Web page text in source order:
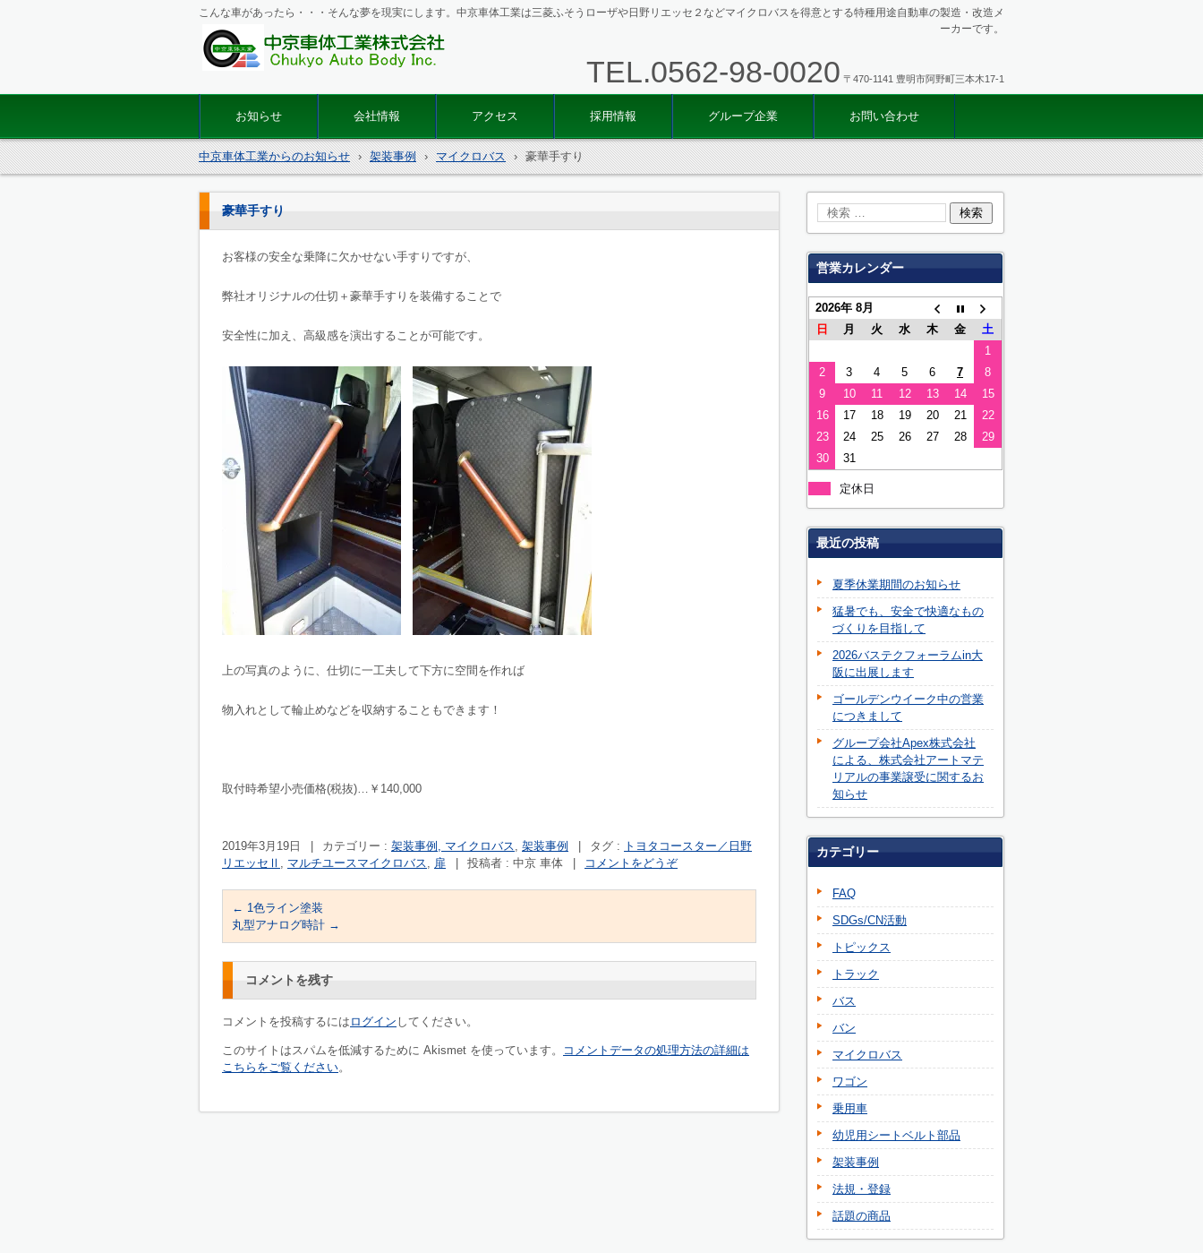
体工業
こんな車があったら・・・そんな夢を現実にします。中京車体工業は三菱ふそうローザや日野リエッセ２などマイクロバスを得意とする特種用途自動車の製造・改造メ
ーカーです。
TEL.0562-98-0020 〒470-1141 豊明市阿野町三本木17-1
お知らせ 会社情報 アクセス 採用情報 グループ企業 お問い合わせ
中京車体工業からのお知らせ › 架装事例 › マイクロバス › 豪華手すり
豪華手すり
お客様の安全な乗降に欠かせない手すりですが、
弊社オリジナルの仕切＋豪華手すりを装備することで
安全性に加え、高級感を演出することが可能です。
上の写真のように、仕切に一工夫して下方に空間を作れば
物入れとして輪止めなどを収納することもできます！
取付時希望小売価格(税抜)…￥140,000
2019年3月19日 カテゴリー : 架装事例, マイクロバス, 架装事例 タグ : トヨタコースター／日野
リエッセⅡ , マルチユースマイクロバス, 扉 投稿者 : 中京 車体 コメントをどうぞ
← 1色ライン塗装
丸型アナログ時計 →
コメントを残す
コメントを投稿するには ログイン してください。
このサイトはスパムを低減するために Akismet を使っています。
コメントデータの処理方法の詳細は
こちらをご覧ください。
営業カレンダー
2026年 8月
日
月 火 水 木 金
土
1
2
3 4 5 6 7
8
9
10 11 12 13 14
15
16
17 18 19 20 21
22
23
24 25 26 27 28
29
30
31
定休日
最近の投稿
夏季休業期間のお知らせ
猛暑でも、安全で快適なもの
づくりを目指して
2026バステクフォーラムin大
阪に出展します
ゴールデンウイーク中の営業
につきまして
グループ会社Apex株式会社
による、株式会社アートマテ
リアルの事業譲受に関するお
知らせ
カテゴリー
FAQ
SDGs/CN活動
トピックス
トラック
バス
バン
マイクロバス
ワゴン
乗用車
幼児用シートベルト部品
架装事例
法規・登録
話題の商品